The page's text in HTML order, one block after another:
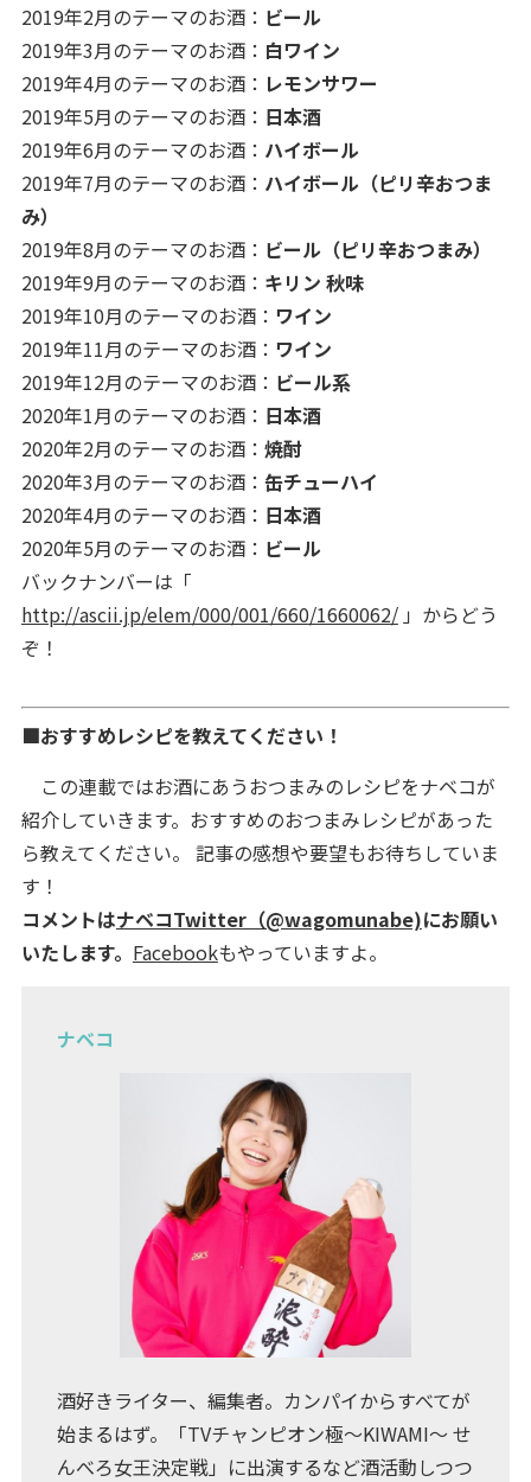
2019年2月のテーマのお酒： ビール
2019年3月のテーマのお酒： 白ワイン
2019年4月のテーマのお酒： レモンサワー
2019年5月のテーマのお酒： 日本酒
2019年6月のテーマのお酒： ハイボール
2019年7月のテーマのお酒： ハイボール（ピリ辛おつま
み）
2019年8月のテーマのお酒： ビール（ピリ辛おつまみ）
2019年9月のテーマのお酒： キリン 秋味
2019年10月のテーマのお酒： ワイン
2019年11月のテーマのお酒： ワイン
2019年12月のテーマのお酒： ビール系
2020年1月のテーマのお酒： 日本酒
2020年2月のテーマのお酒： 焼酎
2020年3月のテーマのお酒： 缶チューハイ
2020年4月のテーマのお酒： 日本酒
2020年5月のテーマのお酒： ビール
バックナンバーは「
http://ascii.jp/elem/000/001/660/1660062/」からどう
ぞ！
■おすすめレシピを教えてください！
この連載ではお酒にあうおつまみのレシピをナベコが
紹介していきます。おすすめのおつまみレシピがあった
ら教えてください。 記事の感想や要望もお待ちしていま
す！
コメントはナベコTwitter（@wagomunabe)にお願い
いたします。 Facebookもやっていますよ。
ナベコ
酒好きライター、編集者。カンパイからすべてが
始まるはず。「TVチャンピオン極～KIWAMI～ せ
んべろ女王決定戦」に出演するなど酒活動しつつ